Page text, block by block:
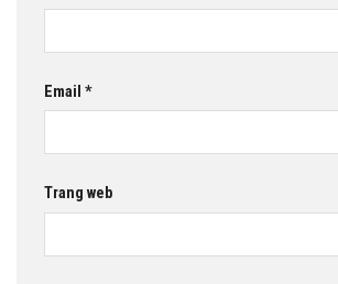
Email *
Trang web